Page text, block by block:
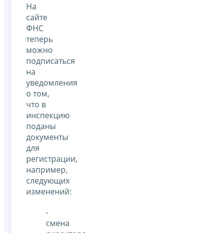
На
сайте
ФНС
теперь
можно
подписаться
на
уведомления
о том,
что в
инспекцию
поданы
документы
для
регистрации,
например,
следующих
изменений:
-
смена